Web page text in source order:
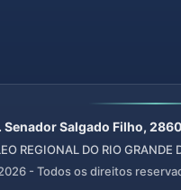
Salgado Filho,
REGIONAL DO RIO
- Todos os direitos